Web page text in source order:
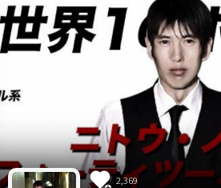
2,369